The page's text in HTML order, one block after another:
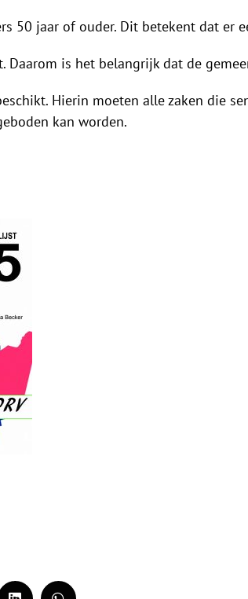
50 jaar of ouder. Dit betekent dat er
Daarom is het belangrijk dat de
Hierin moeten alle zaken die
kan worden.